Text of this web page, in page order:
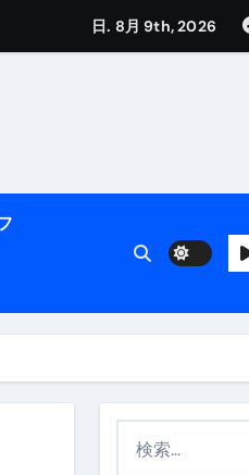
用術】
き | ダイエット中の食事
日. 8月 9th, 2026